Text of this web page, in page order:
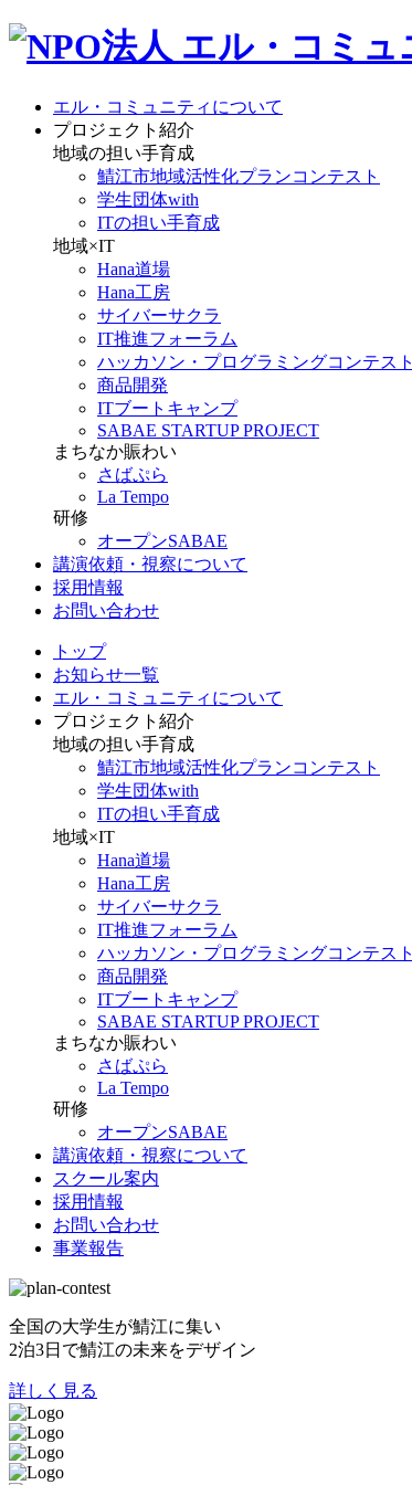
エル・コミュニティについて
プロジェクト紹介
地域の担い手育成
鯖江市地域活性化プランコンテスト
学生団体with
ITの担い手育成
地域×IT
Hana道場
Hana工房
サイバーサクラ
IT推進フォーラム
ハッカソン・プログラミングコンテスト
商品開発
ITブートキャンプ
SABAE STARTUP PROJECT
まちなか賑わい
さばぷら
La Tempo
研修
オープンSABAE
講演依頼・視察について
採用情報
お問い合わせ
トップ
お知らせ一覧
エル・コミュニティについて
プロジェクト紹介
地域の担い手育成
鯖江市地域活性化プランコンテスト
学生団体with
ITの担い手育成
地域×IT
Hana道場
Hana工房
サイバーサクラ
IT推進フォーラム
ハッカソン・プログラミングコンテスト
商品開発
ITブートキャンプ
SABAE STARTUP PROJECT
まちなか賑わい
さばぷら
La Tempo
研修
オープンSABAE
講演依頼・視察について
スクール案内
採用情報
お問い合わせ
事業報告
全国の大学生が鯖江に集い
2泊3日で鯖江の未来をデザイン
詳しく見る